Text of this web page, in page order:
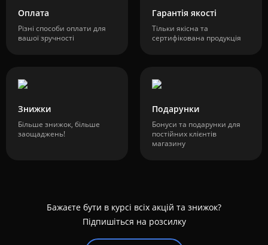
Оплата
Різні способи оплати для
вашої зручності
Гарантія якості
Тільки якісна та
сертифікована продукція
Знижки
Більше знижок, більше
заощаджень!
Подарунки
Бонуси та подарунки для
постійних клієнтів
магазину
Бажаєте бути в курсі всіх акцій та знижок?
Підпишіться на розсилку